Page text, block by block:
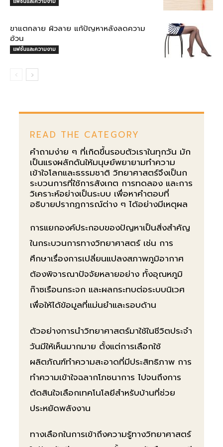
ขาแตกลาย ผิวลาย แก้ปัญหาหลังลดความ
อ้วน
แฟชั่นและความงาม
READ THE CATEGORY
คำถามง่าย ๆ ที่เกิดขึ้นรอบตัวเราในทุกวัน มัก
เป็นแรงผลักดันให้มนุษย์พยายามทำความ
เข้าใจโลกและธรรมชาติ วิทยาศาสตร์จึงเป็นก
ระบวนการที่ใช้การสังเกต การทดลอง และการ
วิเคราะห์อย่างเป็นระบบ เพื่อหาคำตอบที่
อธิบายปรากฏการณ์ต่าง ๆ ได้อย่างมีเหตุผล
การแยกองค์ประกอบของปัญหาเป็นสิ่งสำคัญ
ในกระบวนการทางวิทยาศาสตร์ เช่น การ
ศึกษาเรื่องการเปลี่ยนแปลงสภาพภูมิอากาศ
ต้องพิจารณาปัจจัยหลายอย่าง ทั้งอุณหภูมิ
ก๊าซเรือนกระจก และผลกระทบต่อระบบนิเวศ
เพื่อให้ได้ข้อมูลที่แม่นยำและรอบด้าน
ตัวอย่างการนำวิทยาศาสตร์มาใช้ในชีวิตประจำ
วันมีให้เห็นมากมาย ตั้งแต่การเลือกใช้
ผลิตภัณฑ์ทำความสะอาดที่มีประสิทธิภาพ การ
ทำความเข้าใจฉลากโภชนาการ ไปจนถึงการ
ตัดสินใจเลือกเทคโนโลยีสำหรับบ้านที่ช่วย
ประหยัดพลังงาน
ทางเลือกในการเข้าถึงความรู้ทางวิทยาศาสตร์